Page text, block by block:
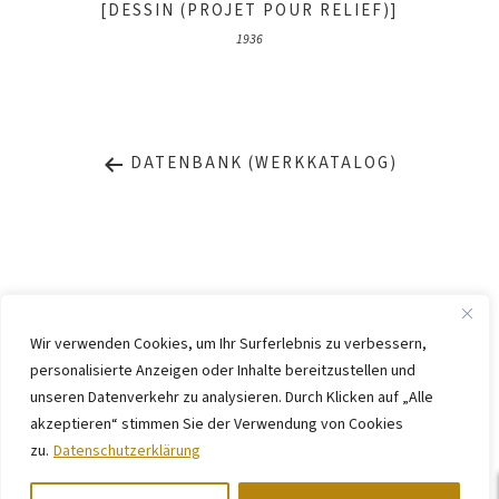
Wir verwenden Cookies, um Ihr Surferlebnis zu verbessern,
personalisierte Anzeigen oder Inhalte bereitzustellen und
unseren Datenverkehr zu analysieren. Durch Klicken auf „Alle
akzeptieren“ stimmen Sie der Verwendung von Cookies
zu. Datenschutzerklärung
[DESSIN (PROJET POUR RELIEF)]
1936
DATENBANK (WERKKATALOG)
IMPRESSUM
DATENSCHUTZ
KONTAKT
WEBSITE BYKINGMAICO
Berlin/Rolandswerth und Gerhard-Marcks-